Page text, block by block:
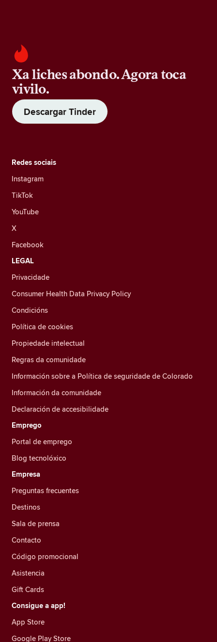
Xa liches abondo. Agora toca
vivilo.
Descargar Tinder
Redes sociais
Instagram
TikTok
YouTube
X
Facebook
LEGAL
Privacidade
Consumer Health Data Privacy Policy
Condicións
Política de cookies
Propiedade intelectual
Regras da comunidade
Información sobre a Política de seguridade de Colorado
Información da comunidade
Declaración de accesibilidade
Emprego
Portal de emprego
Blog tecnolóxico
Empresa
Preguntas frecuentes
Destinos
Sala de prensa
Contacto
Código promocional
Asistencia
Gift Cards
Consigue a app!
App Store
Google Play Store